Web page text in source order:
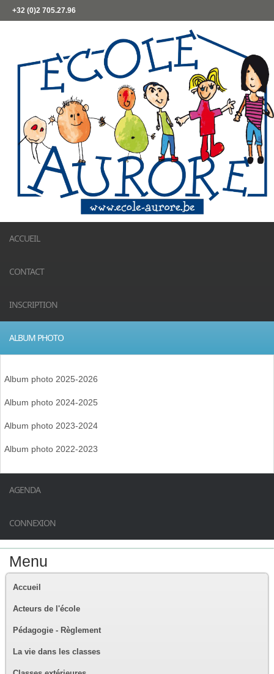
+32 (0)2 705.27.96
ACCUEIL
CONTACT
INSCRIPTION
ALBUM PHOTO
Album photo 2025-2026
Album photo 2024-2025
Album photo 2023-2024
Album photo 2022-2023
AGENDA
CONNEXION
Menu
Accueil
Acteurs de l'école
Pédagogie - Règlement
La vie dans les classes